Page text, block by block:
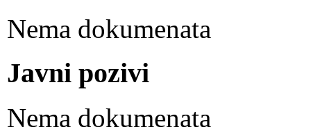
Nema dokumenata
Javni pozivi
Nema dokumenata